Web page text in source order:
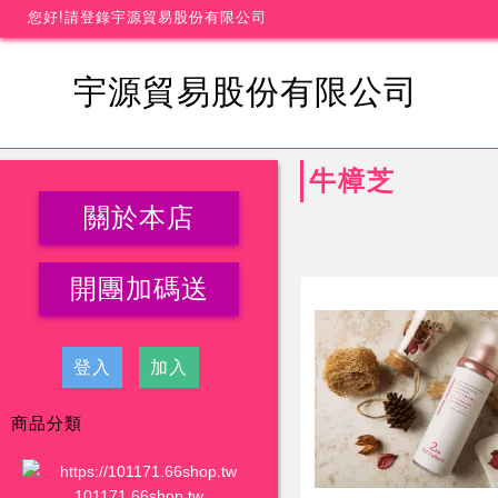
您好!請登錄宇源貿易股份有限公司
宇源貿易股份有限公司
關於本店
開團加碼送
登入 加入
商品分類
牛樟芝